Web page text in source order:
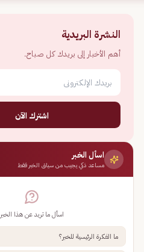
النشرة البريدية
أهم الأخبار إلى بريدك كل صباح.
اشترك الآن
اسأل الخبر
مساعد ذكي يجيب من سياق الخبر فقط
اسأل ما تريد عن هذا الخبر
ما الفكرة الرئيسية للخبر؟